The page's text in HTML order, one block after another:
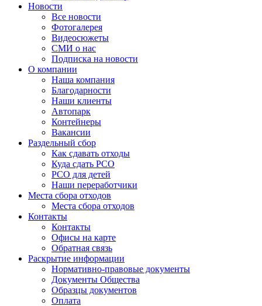
Новости
Все новости
Фотогалерея
Видеосюжеты
СМИ о нас
Подписка на новости
О компании
Наша компания
Благодарности
Наши клиенты
Автопарк
Контейнеры
Вакансии
Раздельный сбор
Как сдавать отходы
Куда сдать РСО
РСО для детей
Наши переработчики
Места сбора отходов
Места сбора отходов
Контакты
Контакты
Офисы на карте
Обратная связь
Раскрытие информации
Нормативно-правовые документы
Документы Общества
Образцы документов
Оплата